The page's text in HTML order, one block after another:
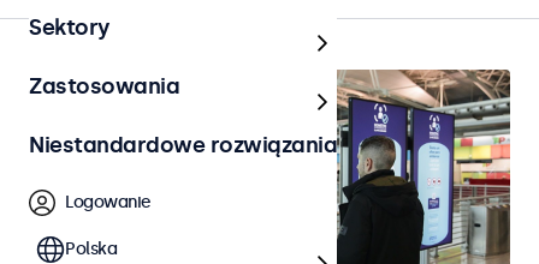
Sektory
Zastosowania
Niestandardowe rozwiązania
Logowanie
Polska